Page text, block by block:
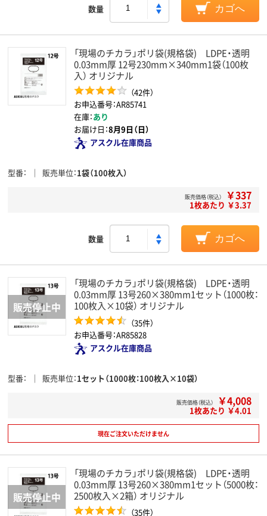
数量 カゴへ
「現場のチカラ」ポリ袋(規格袋) LDPE・透明
0.03mm厚 12号230mm×340mm1袋（100枚
入） オリジナル
（42件）
お申込番号：AR85741
在庫：あり
お届け日：8月9日（日）
アスクル在庫商品
型番 販売単位 1袋（100枚入）
販売価格（税込） ￥337
1枚あたり ￥3.37
数量 カゴへ
「現場のチカラ」ポリ袋(規格袋) LDPE・透明
0.03mm厚 13号260×380mm1セット（1000枚：
100枚入×10袋） オリジナル
（35件）
お申込番号：AR85828
アスクル在庫商品
型番 販売単位 1セット（1000枚：100枚入×10袋）
販売価格（税込） ￥4,008
1枚あたり ￥4.01
現在ご注文いただけません
「現場のチカラ」ポリ袋(規格袋) LDPE・透明
0.03mm厚 13号260×380mm1セット（5000枚：
2500枚入×2箱） オリジナル
（35件）